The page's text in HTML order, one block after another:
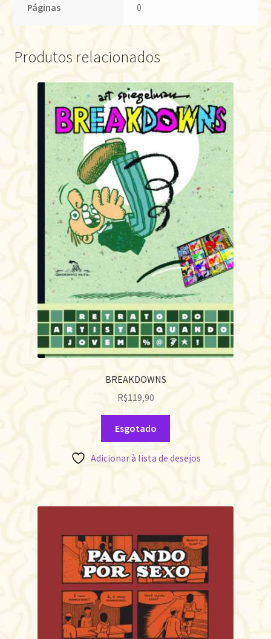
Páginas 0
Produtos relacionados
BREAKDOWNS
R$119,90
Esgotado
Adicionar à lista de desejos